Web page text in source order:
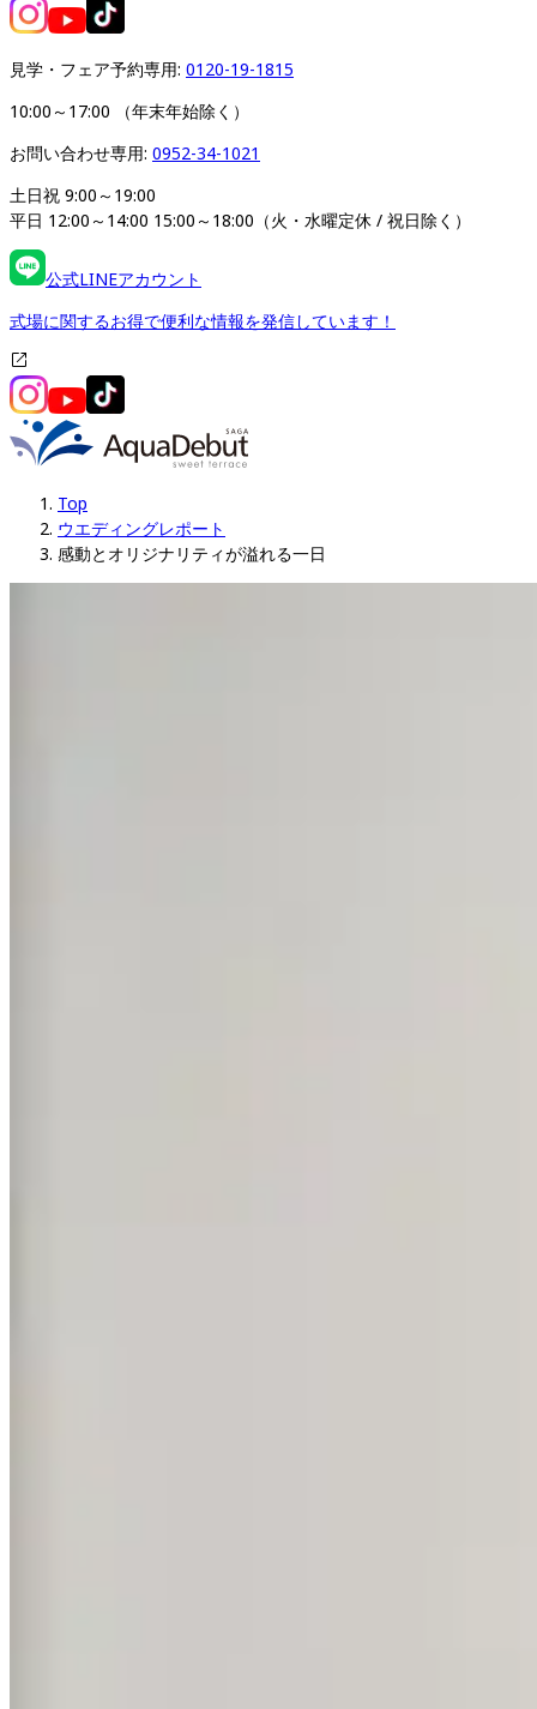
見学・フェア予約専用: 0120-19-1815
10:00～17:00 （年末年始除く）
お問い合わせ専用: 0952-34-1021
土日祝 9:00～19:00
平日 12:00～14:00 15:00～18:00（火・水曜定休 / 祝日除く）
公式LINEアカウント
式場に関するお得で便利な情報を発信しています！
Top
ウエディングレポート
感動とオリジナリティが溢れる一日